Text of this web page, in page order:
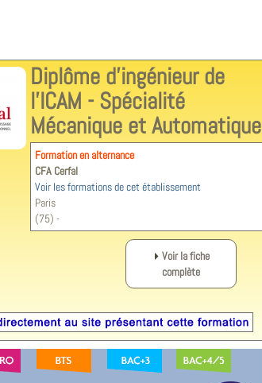
Diplôme d’ingénieur de
l'ICAM - Spécialité
Mécanique et Automatique
Formation en alternance
CFA Cerfal
Voir les formations de cet établissement
Paris
(75) -
Voir la fiche
complète